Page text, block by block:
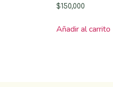
$150,000
Añadir al carrito